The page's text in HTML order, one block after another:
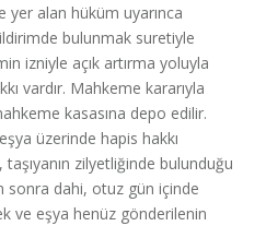
yer alan hüküm uyarınca
bulunmak suretiyle
izniyle açık artırma yoluyla
vardır. Mahkeme kararıyla
kasasına depo edilir.
üzerinde hapis hakkı
zilyetliğinde bulunduğu
sonra dahi, otuz gün içinde
ve eşya henüz gönderilenin